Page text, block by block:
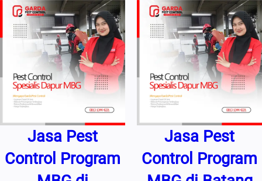
Jasa Pest
Control Program
Jasa Pest
Control Program